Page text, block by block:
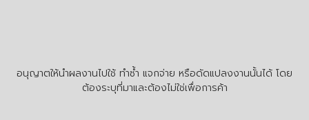
อนุญาตให้นำผลงานไปใช้ ทำซ้ำ แจกจ่าย หรือดัดแปลงงานนั้นได้ โดย
ต้องระบุที่มาและต้องไม่ใช่เพื่อการค้า